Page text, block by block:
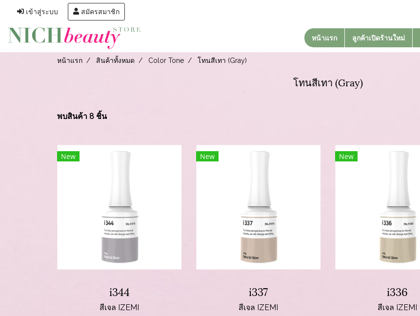
เข้าสู่ระบบ สมัครสมาชิก
หน้าแรก ลูกค้าเปิดร้านใหม่
หน้าแรก สินค้าทั้งหมด Color Tone โทนสีเทา (Gray)
โทนสีเทา (Gray)
พบสินค้า 8 ชิ้น
New
i344
สีเจล IZEMI
New
i337
สีเจล IZEMI
New
i336
สีเจล IZEMI